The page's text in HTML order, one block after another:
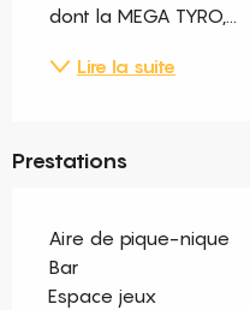
dont la MEGA TYRO,...
Lire la suite
Prestations
Aire de pique-nique
Bar
Espace jeux